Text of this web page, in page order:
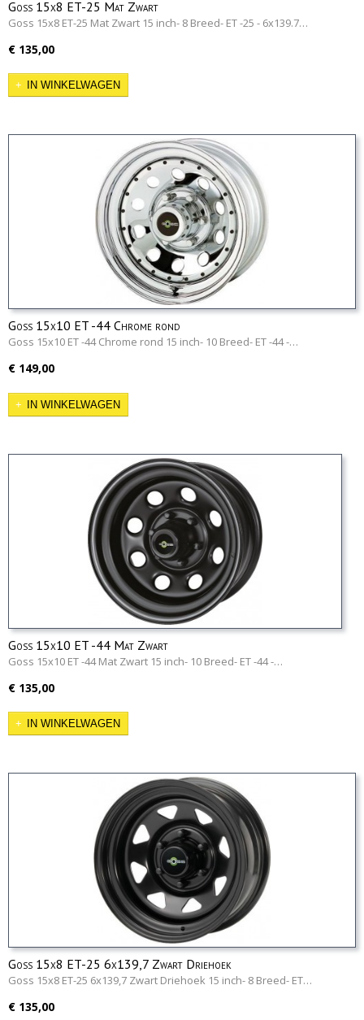
Goss 15x8 ET-25 Mat Zwart
Goss 15x8 ET-25 Mat Zwart 15 inch- 8 Breed- ET -25 - 6x139.7…
€ 135,00
IN WINKELWAGEN
Goss 15x10 ET -44 Chrome rond
Goss 15x10 ET -44 Chrome rond 15 inch- 10 Breed- ET -44 -…
€ 149,00
IN WINKELWAGEN
Goss 15x10 ET -44 Mat Zwart
Goss 15x10 ET -44 Mat Zwart 15 inch- 10 Breed- ET -44 -…
€ 135,00
IN WINKELWAGEN
Goss 15x8 ET-25 6x139,7 Zwart Driehoek
Goss 15x8 ET-25 6x139,7 Zwart Driehoek 15 inch- 8 Breed- ET…
€ 135,00